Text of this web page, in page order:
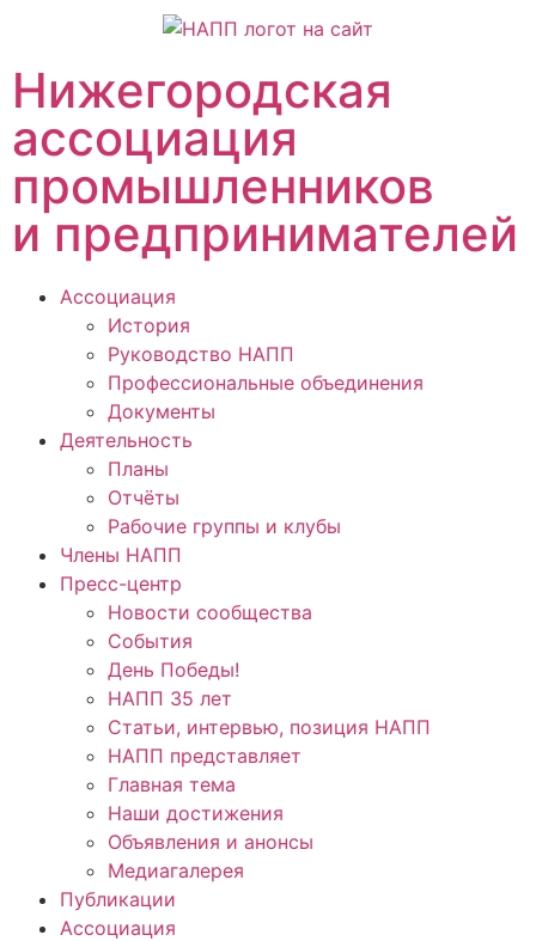
Нижегородская
ассоциация
промышленников
и предпринимателей
Ассоциация
История
Руководство НАПП
Профессиональные объединения
Документы
Деятельность
Планы
Отчёты
Рабочие группы и клубы
Члены НАПП
Пресс-центр
Новости сообщества
События
День Победы!
НАПП 35 лет
Статьи, интервью, позиция НАПП
НАПП представляет
Главная тема
Наши достижения
Объявления и анонсы
Медиагалерея
Публикации
Ассоциация